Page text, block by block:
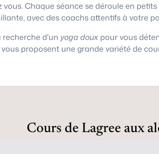
vous. Chaque séance se déroule en
avec des coachs attentifs à votre
recherche d'un yoga doux pour vous
proposent une grande variété de
Cours de Lagree aux